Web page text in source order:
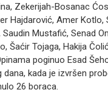
Zekerijah-Bosanac
Hajdarović, Amer Kotlo,
Mustafić, Senad
Šaćir Tojaga, Hakija
poginuo Esad
kada je izvršen
26 boraca.